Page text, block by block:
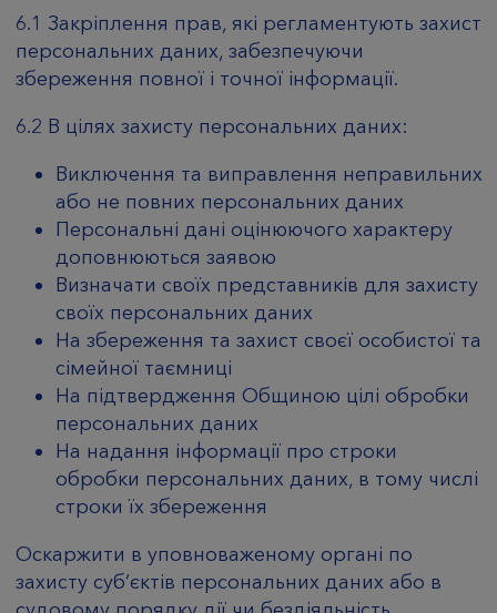
6.1 Закріплення прав, які регламентують захист
персональних даних, забезпечуючи
збереження повної і точної інформації.
6.2 В цілях захисту персональних даних:
Виключення та виправлення неправильних
або не повних персональних даних
Персональні дані оцінюючого характеру
доповнюються заявою
Визначати своїх представників для захисту
своїх персональних даних
На збереження та захист своєї особистої та
сімейної таємниці
На підтвердження Общиною цілі обробки
персональних даних
На надання інформації про строки
обробки персональних даних, в тому числі
строки їх збереження
Оскаржити в уповноваженому органі по
захисту суб’єктів персональних даних або в